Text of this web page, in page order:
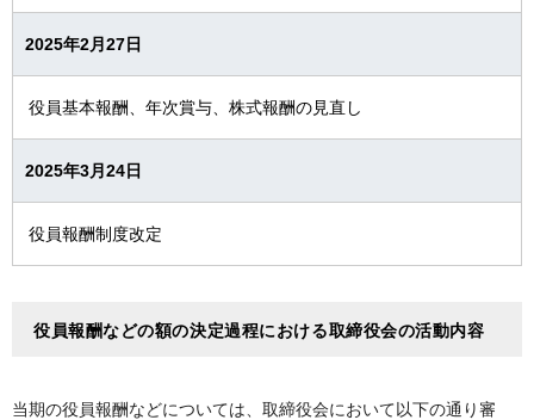
2025年2月27日
役員基本報酬、年次賞与、株式報酬の見直し
2025年3月24日
役員報酬制度改定
役員報酬などの額の決定過程における取締役会の活動内容
当期の役員報酬などについては、取締役会において以下の通り審